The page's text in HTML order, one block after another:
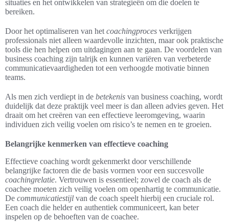
situaties en het ontwikkelen van strategieën om die doelen te
bereiken.
Door het optimaliseren van het coachingproces verkrijgen
professionals niet alleen waardevolle inzichten, maar ook praktische
tools die hen helpen om uitdagingen aan te gaan. De voordelen van
business coaching zijn talrijk en kunnen variëren van verbeterde
communicatievaardigheden tot een verhoogde motivatie binnen
teams.
Als men zich verdiept in de betekenis van business coaching, wordt
duidelijk dat deze praktijk veel meer is dan alleen advies geven. Het
draait om het creëren van een effectieve leeromgeving, waarin
individuen zich veilig voelen om risico’s te nemen en te groeien.
Belangrijke kenmerken van effectieve coaching
Effectieve coaching wordt gekenmerkt door verschillende
belangrijke factoren die de basis vormen voor een succesvolle
coachingrelatie. Vertrouwen is essentieel; zowel de coach als de
coachee moeten zich veilig voelen om openhartig te communicatie.
De communicatiestijl van de coach speelt hierbij een cruciale rol.
Een coach die helder en authentiek communiceert, kan beter
inspelen op de behoeften van de coachee.